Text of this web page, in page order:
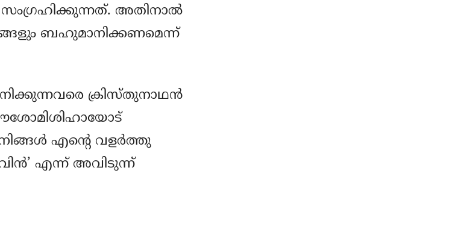
അതിനാല്‍
ബഹുമാനിക്കണമെന്ന്
ക്രിസ്തുനാഥന്‍
എന്‍റെ വളര്‍ത്തു
എന്ന്‍ അവിടുന്ന്